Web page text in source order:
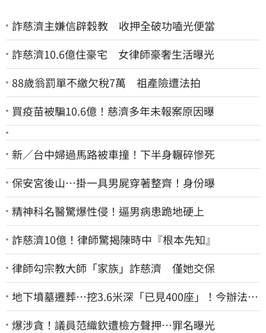
詐慈濟主嫌信辟穀教 收押全破功嗑光便當
詐慈濟10.6億住豪宅 女律師豪奢生活曝光
88歲翁罰單不繳欠稅7萬 祖產險遭法拍
買疫苗被騙10.6億！慈濟多年未報案原因曝
新／台中婦過馬路被車撞！下半身輾碎慘死
保安宮後山…掛一具男屍穿著整齊！身份曝
精神科名醫驚爆性侵！逼男病患跪地硬上
詐慈濟10億！律師驚揭陳時中『根本先知』
律師勾宗教大師「家族」詐慈濟 僅她交保
地下墳墓遷葬…挖3.6米深「已見400座」！今辦法會
安撫祖先
爆涉貪！議員范織欽遭檢方聲押…罪名曝光